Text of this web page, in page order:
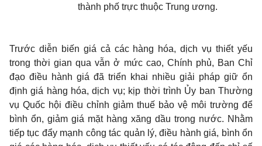
thành phố trực thuộc Trung ương.
Trước diễn biến giá cả các hàng hóa, dịch vụ thiết yếu
trong thời gian qua vẫn ở mức cao, Chính phủ, Ban Chỉ
đạo điều hành giá đã triển khai nhiều giải pháp giữ ổn
định giá hàng hóa, dịch vụ; kịp thời trình Ủy ban Thường
vụ Quốc hội điều chỉnh giảm thuế bảo vệ môi trường để
bình ổn, giảm giá mặt hàng xăng dầu trong nước. Nhằm
tiếp tục đẩy mạnh công tác quản lý, điều hành giá, bình ổn